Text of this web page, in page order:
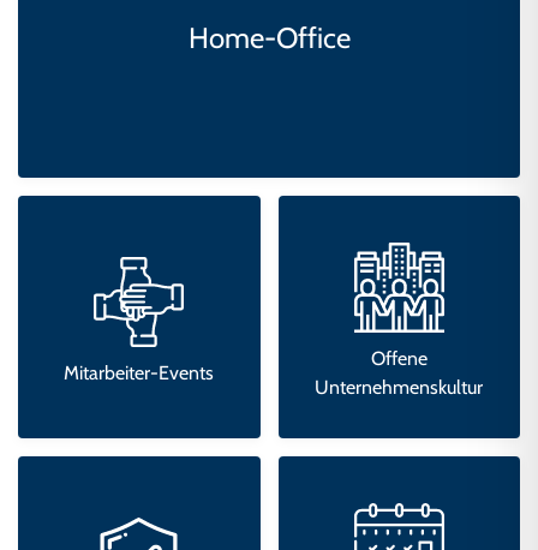
Home-Office
Mitarbeiter-Events
Offene
Unternehmenskultur